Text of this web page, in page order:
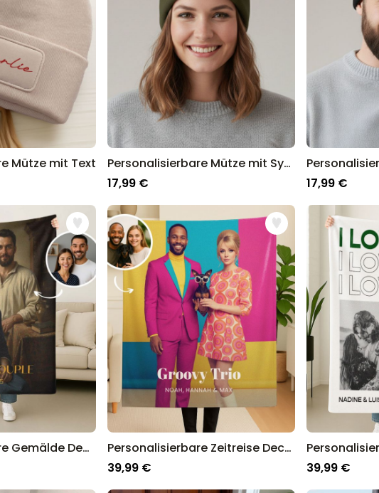
Mütze mit Text
Personalisierbare Mütze mit Symbol und Text
17,99 €
17,99 €
Personalisierbare Gemälde Decke
Personalisierbare Zeitreise Decke
39,99 €
39,99 €